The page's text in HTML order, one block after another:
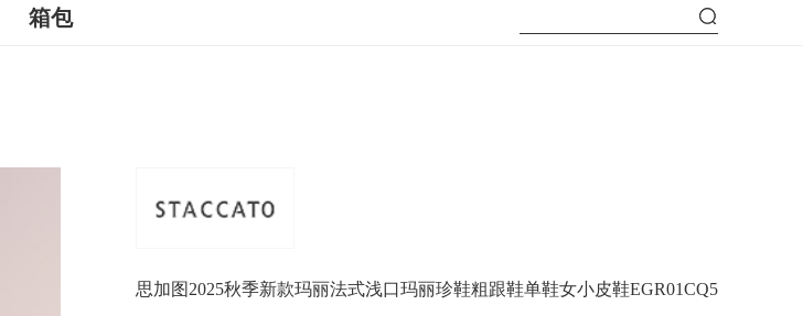
箱包
思加图2025秋季新款玛丽法式浅口玛丽珍鞋粗跟鞋单鞋女小皮鞋EGR01CQ5